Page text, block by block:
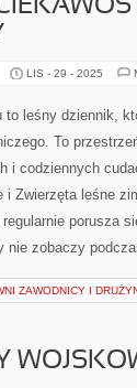
LIS - 29 - 2025
to leśny dziennik,
To
i codziennych
i Zwierzęta leśne
porusza
nie zobaczy
ZAWODNICY I